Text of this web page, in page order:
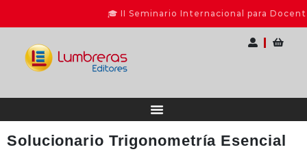
🎓 II Seminario Internacional para Docentes
Solucionario Trigonometría Esencial